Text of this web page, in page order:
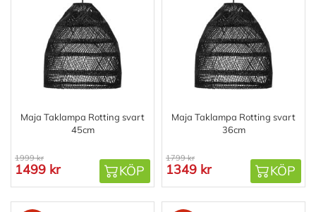
Maja Taklampa Rotting svart
45cm
1999 kr
1499 kr KÖP
Maja Taklampa Rotting svart
36cm
1799 kr
1349 kr KÖP